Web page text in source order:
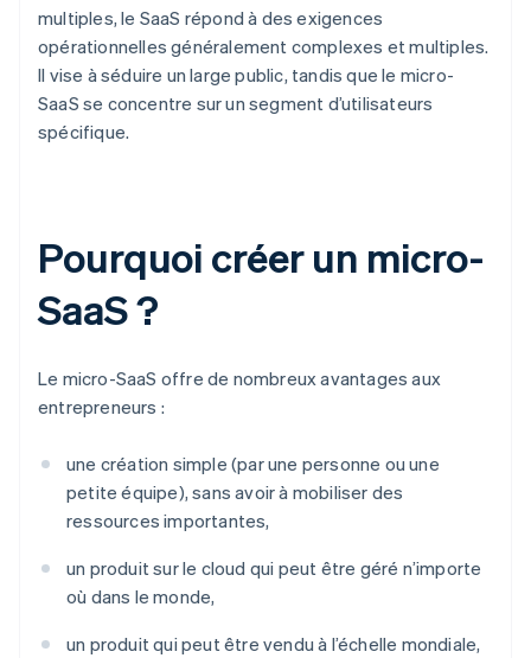
multiples, le SaaS répond à des exigences
opérationnelles généralement complexes et multiples.
Il vise à séduire un large public, tandis que le micro-
SaaS se concentre sur un segment d’utilisateurs
spécifique.
Pourquoi créer un micro-
SaaS ?
Le micro-SaaS offre de nombreux avantages aux
entrepreneurs :
une création simple (par une personne ou une
petite équipe), sans avoir à mobiliser des
ressources importantes,
un produit sur le cloud qui peut être géré n’importe
où dans le monde,
un produit qui peut être vendu à l’échelle mondiale,